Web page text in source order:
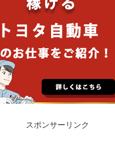
スポンサーリンク